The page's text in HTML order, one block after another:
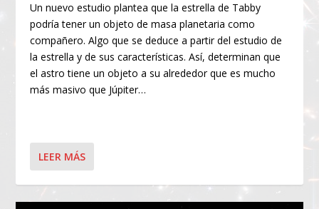
Un nuevo estudio plantea que la estrella de Tabby
podría tener un objeto de masa planetaria como
compañero. Algo que se deduce a partir del estudio de
la estrella y de sus características. Así, determinan que
el astro tiene un objeto a su alrededor que es mucho
más masivo que Júpiter…
LEER MÁS